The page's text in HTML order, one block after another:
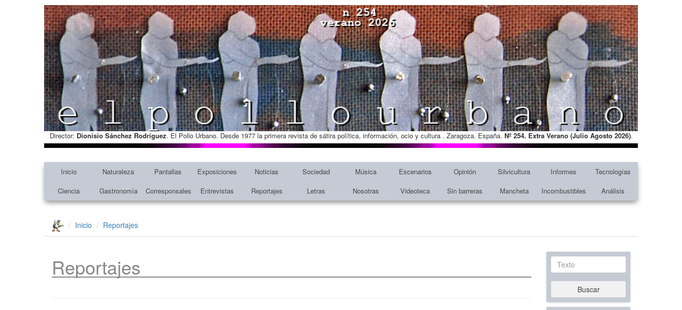
Director: Dionisio Sánchez Rodríguez. El Pollo Urbano. Desde 1977 la primera revista de sátira política, información, ocio y cultura . Zaragoza. España. Nº 254. Extra Verano (Julio Agosto 2026).
Inicio Naturaleza Pantallas Exposiciones Noticias Sociedad Música Escenarios Opinión Silvicultura Informes
Tecnologías
Ciencia
Gastronomía Corresponsales Entrevistas Reportajes Letras Nosotras Videoteca Sin barreras Mancheta Incombustibles Análisis
Inicio Reportajes
Reportajes Texto
Buscar